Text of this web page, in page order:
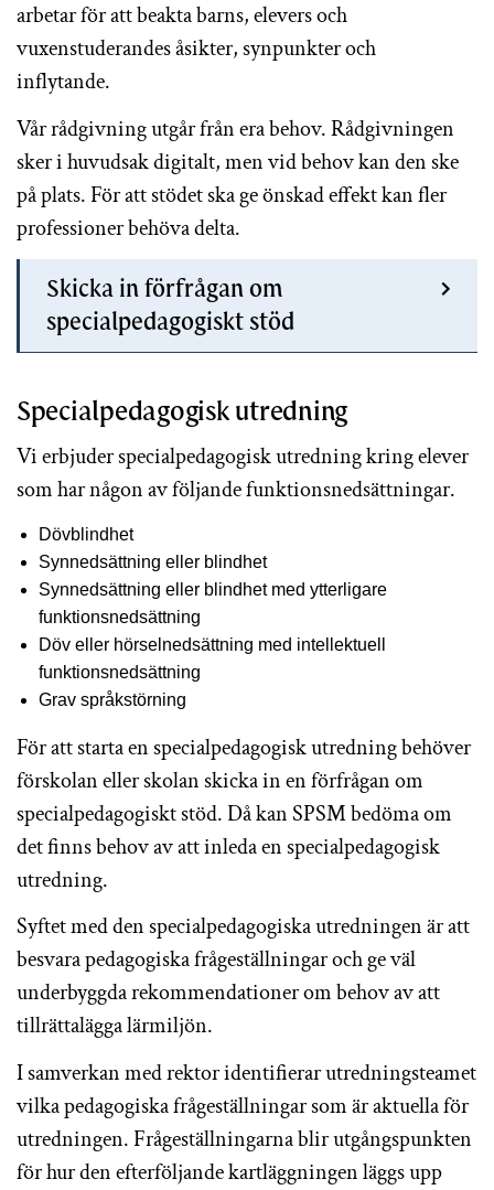
arbetar för att beakta barns, elevers och
vuxenstuderandes åsikter, synpunkter och
inflytande.
Vår rådgivning utgår från era behov. Rådgivningen
sker i huvudsak digitalt, men vid behov kan den ske
på plats. För att stödet ska ge önskad effekt kan fler
professioner behöva delta.
Skicka in förfrågan om
specialpedagogiskt stöd
Specialpedagogisk utredning
Vi erbjuder specialpedagogisk utredning kring elever
som har någon av följande funktionsnedsättningar.
Dövblindhet
Synnedsättning eller blindhet
Synnedsättning eller blindhet med ytterligare
funktionsnedsättning
Döv eller hörselnedsättning med intellektuell
funktionsnedsättning
Grav språkstörning
För att starta en specialpedagogisk utredning behöver
förskolan eller skolan skicka in en förfrågan om
specialpedagogiskt stöd. Då kan SPSM bedöma om
det finns behov av att inleda en specialpedagogisk
utredning.
Syftet med den specialpedagogiska utredningen är att
besvara pedagogiska frågeställningar och ge väl
underbyggda rekommendationer om behov av att
tillrättalägga lärmiljön.
I samverkan med rektor identifierar utredningsteamet
vilka pedagogiska frågeställningar som är aktuella för
utredningen. Frågeställningarna blir utgångspunkten
för hur den efterföljande kartläggningen läggs upp